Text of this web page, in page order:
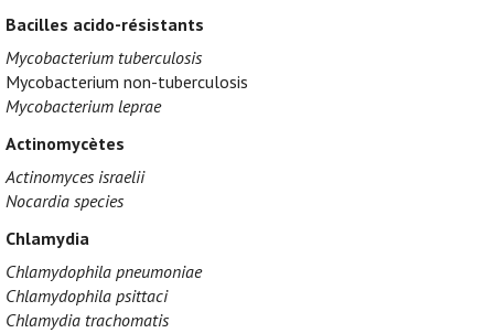
Bacilles acido-résistants
Mycobacterium tuberculosis
Mycobacterium non-tuberculosis
Mycobacterium leprae
Actinomycètes
Actinomyces israelii
Nocardia species
Chlamydia
Chlamydophila pneumoniae
Chlamydophila psittaci
Chlamydia trachomatis